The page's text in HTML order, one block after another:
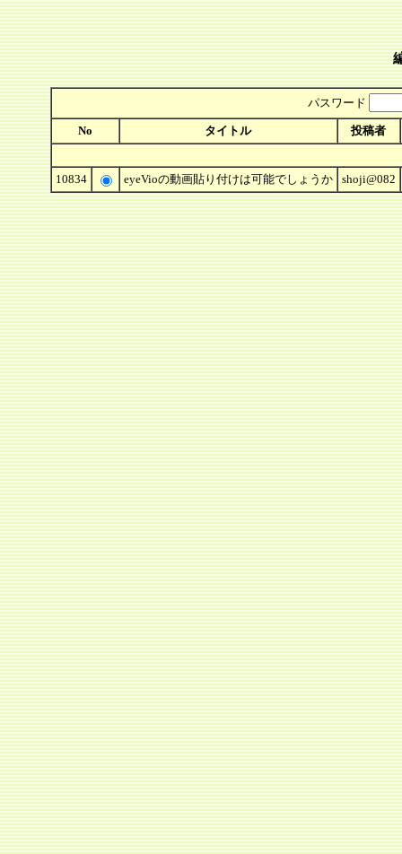
パスワード
No タイトル 投稿者
10834 eyeVioの動画貼り付けは可能でしょうか shoji@082